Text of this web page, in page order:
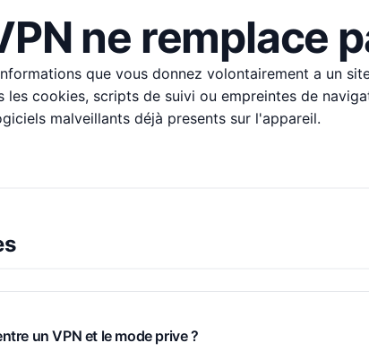
ne remplace
que vous donnez volontairement a un
les cookies, scripts de suivi ou empreintes de
malveillants déjà presents sur l'appareil.
un VPN et le mode prive ?